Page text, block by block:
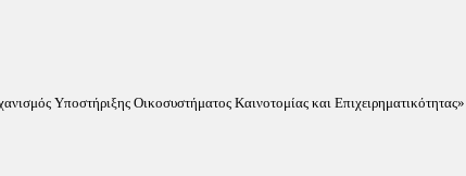
Υποστήριξης Οικοσυστήματος Καινοτομίας και